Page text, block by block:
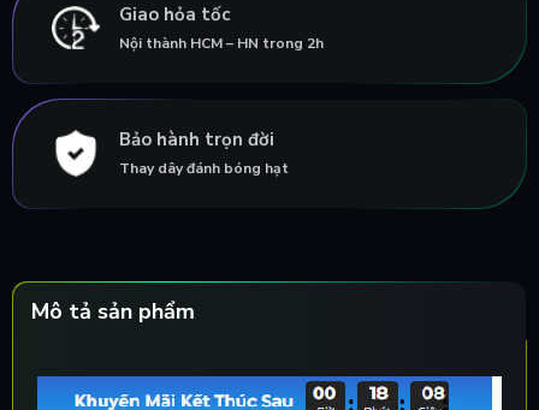
Giao hỏa tốc
Nội thành HCM – HN trong 2h
Bảo hành trọn đời
Thay dây đánh bóng hạt
Mô tả sản phẩm